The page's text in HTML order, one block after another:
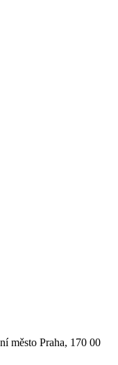
město Praha, 170 00